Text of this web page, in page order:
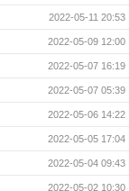
2022-05-11 20:53
2022-05-09 12:00
2022-05-07 16:19
2022-05-07 05:39
2022-05-06 14:22
2022-05-05 17:04
2022-05-04 09:43
2022-05-02 10:30